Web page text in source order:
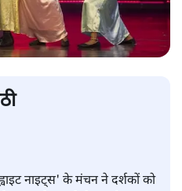
नाइट्स' के मंचन ने दर्शकों को